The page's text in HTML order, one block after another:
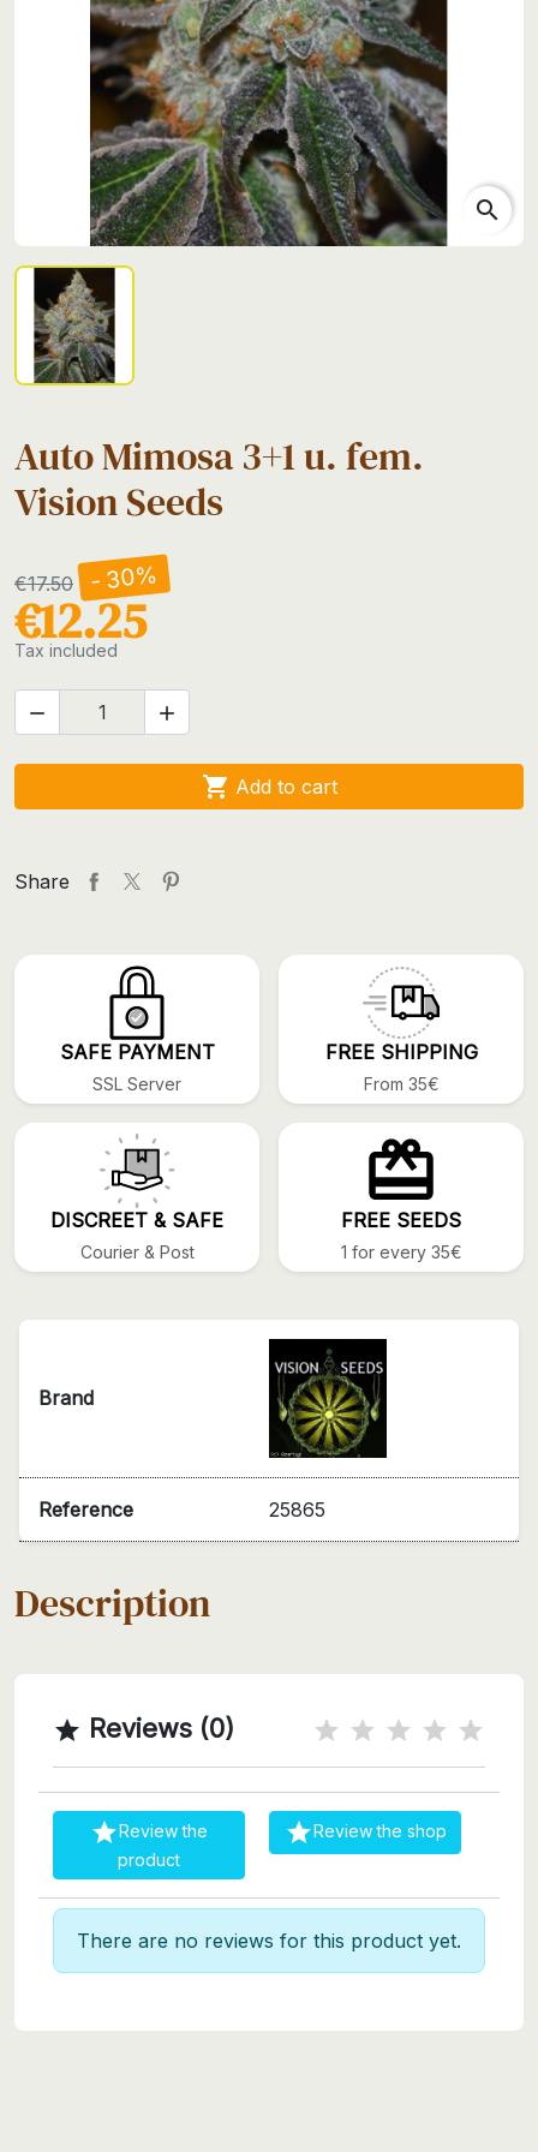
search
Auto Mimosa 3+1 u. fem.
Vision Seeds
€17.50 - 30%
€12.25
Tax included
 
 Add to cart
Share
SAFE PAYMENT
SSL Server
FREE SHIPPING
From 35€
DISCREET & SAFE
Courier & Post
FREE SEEDS
1 for every 35€
Brand
Reference 25865
Description
 Reviews (0)
Review the
product
Review the shop
There are no reviews for this product yet.